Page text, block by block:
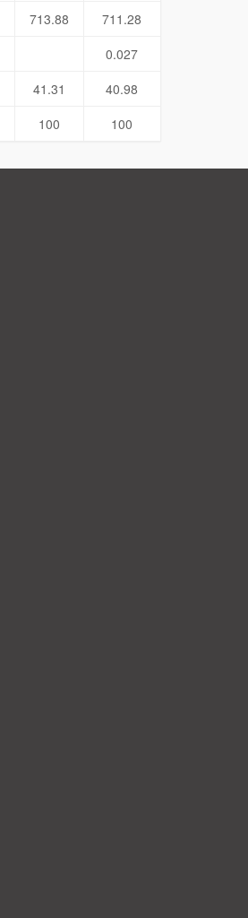
713.88
711.28
0.027
41.31
40.98
100 100